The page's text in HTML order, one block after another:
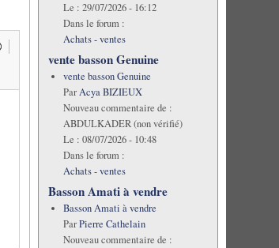
Le : 29/07/2026 - 16:12
Dans le forum :
Achats - ventes
vente basson Genuine
vente basson Genuine
ParAcya BIZIEUX
Nouveau commentaire de :
ABDULKADER (non vérifié)
Le : 08/07/2026 - 10:48
Dans le forum :
Achats - ventes
Basson Amati à vendre
Basson Amati à vendre
ParPierre Cathelain
Nouveau commentaire de :